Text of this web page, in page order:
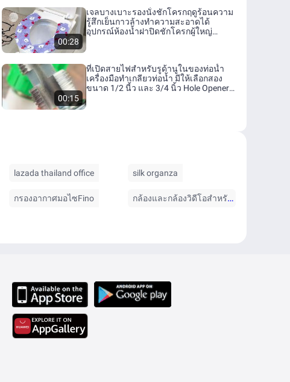
00:28
เจลบางเบาะรองนั่งชักโครกฤดูร้อนความ
รู้สึกเย็นกาวล้างทำความสะอาดได้
อุปกรณ์ห้องน้ำฝาปิดชักโครกผู้ใหญ่
00:15
ที่เปิดสายไฟสำหรับรูด้านูในของท่อน้ำ
เครื่องมือทำเกลียวท่อน้ำ มีให้เลือกสอง
ขนาด 1/2 นี้ว และ 3/4 นิ้ว Hole Opener
lazada thailand office silk organza
กรองอากาศมอไซFino กล้องและกล้องวิดีโอสำหรับเด็ก